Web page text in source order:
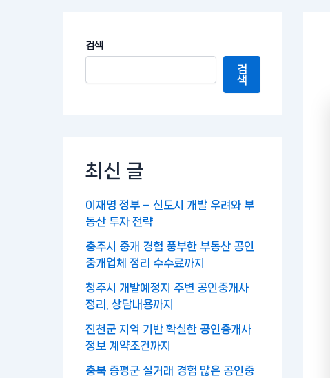
검색
검
색
최신 글
이재명 정부 – 신도시 개발 우려와 부
동산 투자 전략
충주시 중개 경험 풍부한 부동산 공인
중개업체 정리 수수료까지
청주시 개발예정지 주변 공인중개사
정리, 상담내용까지
진천군 지역 기반 확실한 공인중개사
정보 계약조건까지
충북 증평군 실거래 경험 많은 공인중